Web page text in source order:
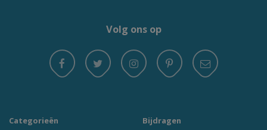
Volg ons op
Categorieën
Bijdragen